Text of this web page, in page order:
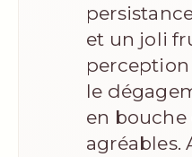
et un joli
le
en bouche
agréables.